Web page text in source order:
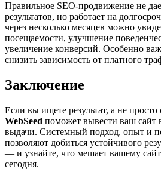
Правильное SEO-продвижение не
результатов, но работает на
через несколько месяцев можно
посещаемости, улучшение
увеличение конверсий. Особенно
снизить зависимость от платного
Заключение
Если вы ищете результат, а не
WebSeed поможет вывести ваш
выдачи. Системный подход, опыт и
позволяют добиться устойчивого
— и узнайте, что мешает вашему
сегодня.